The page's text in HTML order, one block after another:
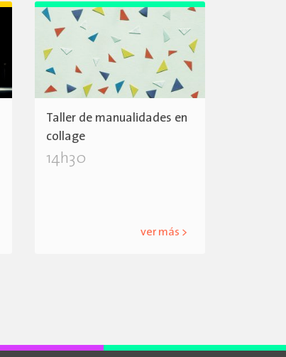
Taller de manualidades en
collage
14h30
ver más >